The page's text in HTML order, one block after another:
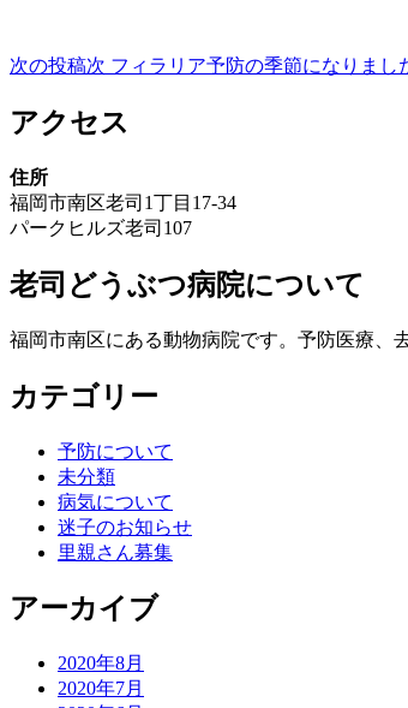
次の投稿次 フィラリア予防の季節になりまし
アクセス
住所
福岡市南区老司1丁目17-34
パークヒルズ老司107
老司どうぶつ病院について
福岡市南区にある動物病院です。予防医療、
カテゴリー
予防について
未分類
病気について
迷子のお知らせ
里親さん募集
アーカイブ
2020年8月
2020年7月